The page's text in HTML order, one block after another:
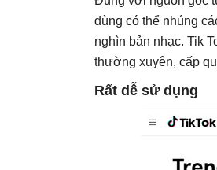
dùng có thể nhúng
nghìn bản nhạc. Tik
thường xuyên, cấp
Rất dễ sử dụng